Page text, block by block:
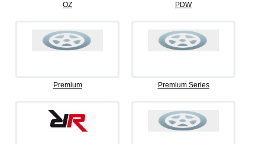
OZ PDW
Premium Premium Series